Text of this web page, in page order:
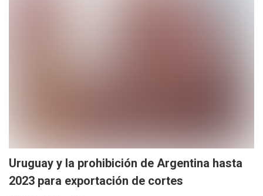
Uruguay y la prohibición de Argentina hasta
2023 para exportación de cortes